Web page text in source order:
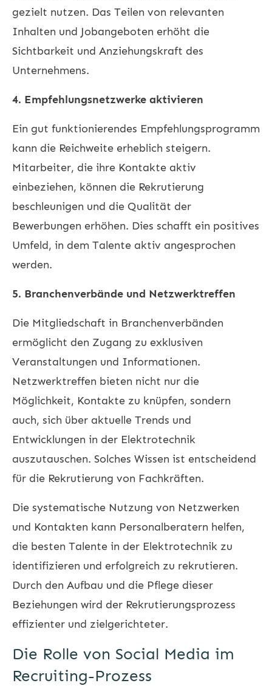
gezielt nutzen. Das Teilen von relevanten
Inhalten und Jobangeboten erhöht die
Sichtbarkeit und Anziehungskraft des
Unternehmens.
4. Empfehlungsnetzwerke aktivieren
Ein gut funktionierendes Empfehlungsprogramm
kann die Reichweite erheblich steigern.
Mitarbeiter, die ihre Kontakte aktiv
einbeziehen, können die Rekrutierung
beschleunigen und die Qualität der
Bewerbungen erhöhen. Dies schafft ein positives
Umfeld, in dem Talente aktiv angesprochen
werden.
5. Branchenverbände und Netzwerktreffen
Die Mitgliedschaft in Branchenverbänden
ermöglicht den Zugang zu exklusiven
Veranstaltungen und Informationen.
Netzwerktreffen bieten nicht nur die
Möglichkeit, Kontakte zu knüpfen, sondern
auch, sich über aktuelle Trends und
Entwicklungen in der Elektrotechnik
auszutauschen. Solches Wissen ist entscheidend
für die Rekrutierung von Fachkräften.
Die systematische Nutzung von Netzwerken
und Kontakten kann Personalberatern helfen,
die besten Talente in der Elektrotechnik zu
identifizieren und erfolgreich zu rekrutieren.
Durch den Aufbau und die Pflege dieser
Beziehungen wird der Rekrutierungsprozess
effizienter und zielgerichteter.
Die Rolle von Social Media im
Recruiting-Prozess